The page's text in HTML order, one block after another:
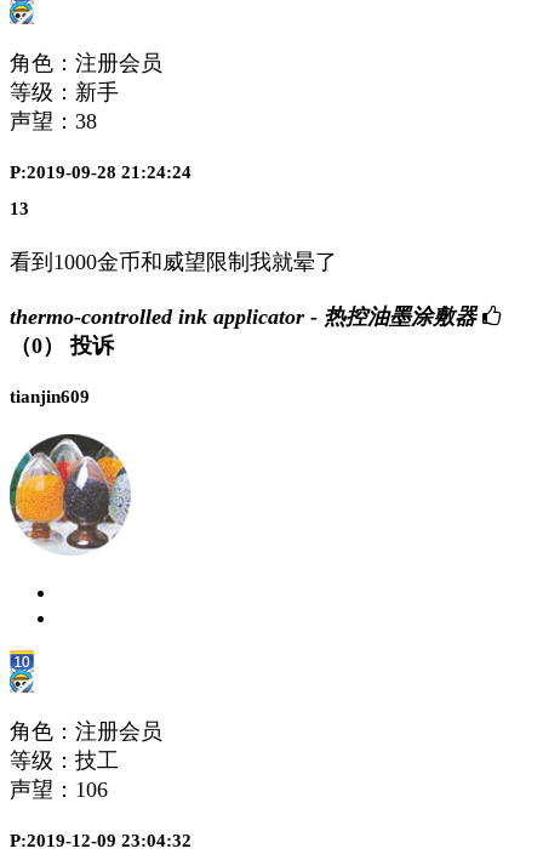
角色：注册会员
等级：新手
声望： 38
P:2019-09-28 21:24:24
13
看到1000金币和威望限制我就晕了
thermo-controlled ink applicator - 热控油墨涂敷器
（0）
投诉
tianjin609
角色：注册会员
等级：技工
声望： 106
P:2019-12-09 23:04:32